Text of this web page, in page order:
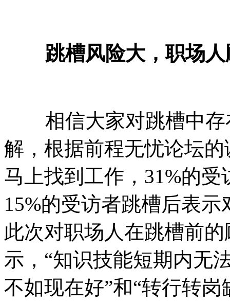
跳槽风险大，职场
相信大家对跳槽中存
解，根据前程无忧论坛
马上找到工作，31%的
15%的受访者跳槽后表
此次对职场人在跳槽前
示，“知识技能短期内无
不如现在好”和“转行转